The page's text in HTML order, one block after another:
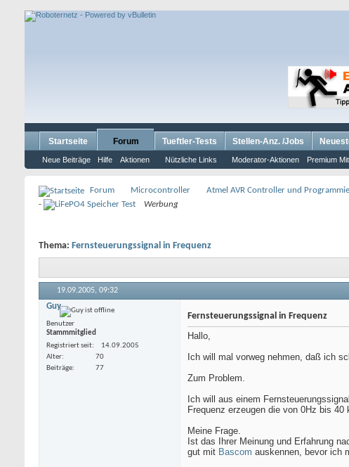
Startseite Forum
Neue Beiträge Hilfe Aktionen Nützliche Links Moderator-Aktionen Premium
Tueftler-Tests Stellen-Anz. /Jobs
Forum Microcontroller Atmel AVR Controller und
-
Werbung
Thema: Fernsteuerungssignal in Frequenz
19.09.2005, 09:32
Guy
Benutzer
Stammmitglied
Registriert seit
14.09.2005
Alter
70
Beiträge
77
Fernsteuerungssignal in Frequenz
Hallo,
Ich will mal vorweg nehmen, daß ich
Zum Problem.
Ich will aus einem
Frequenz erzeugen die von 0Hz bis
Meine Frage.
Ist das Ihrer Meinung und Erfahrung
gut mit Bascom auskennen, bevor ich